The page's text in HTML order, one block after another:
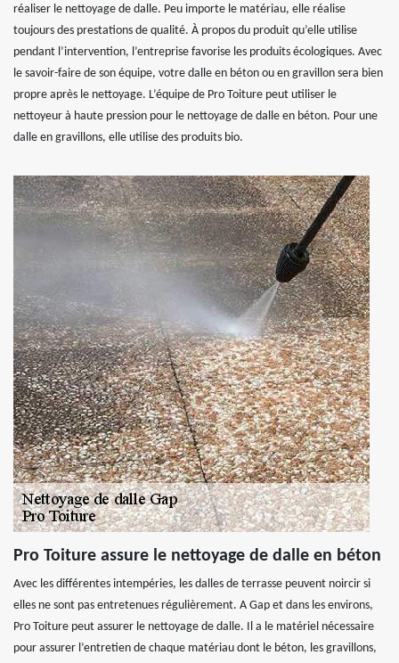
réaliser le nettoyage de dalle. Peu importe le matériau, elle réalise
toujours des prestations de qualité. À propos du produit qu’elle utilise
pendant l’intervention, l’entreprise favorise les produits écologiques. Avec
le savoir-faire de son équipe, votre dalle en béton ou en gravillon sera bien
propre après le nettoyage. L’équipe de Pro Toiture peut utiliser le
nettoyeur à haute pression pour le nettoyage de dalle en béton. Pour une
dalle en gravillons, elle utilise des produits bio.
Pro Toiture assure le nettoyage de dalle en béton
Avec les différentes intempéries, les dalles de terrasse peuvent noircir si
elles ne sont pas entretenues régulièrement. A Gap et dans les environs,
Pro Toiture peut assurer le nettoyage de dalle. Il a le matériel nécessaire
pour assurer l’entretien de chaque matériau dont le béton, les gravillons,